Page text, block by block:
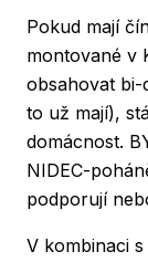
Pokud mají
montované v
obsahovat bi-
to už mají),
domácnost.
NIDEC-
podporují
V kombinaci